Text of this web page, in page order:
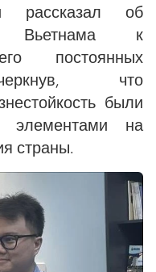
рассказал об
Вьетнама к
постоянных
что
были
элементами на
страны.